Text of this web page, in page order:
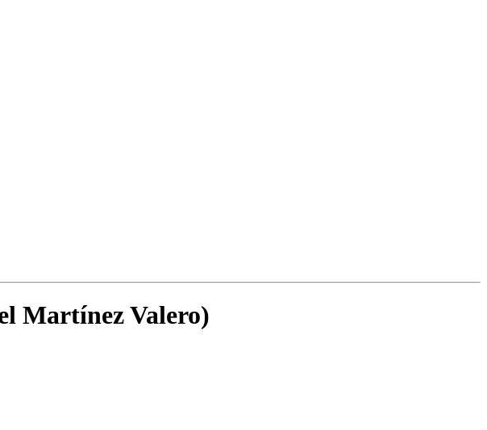
Martínez Valero)